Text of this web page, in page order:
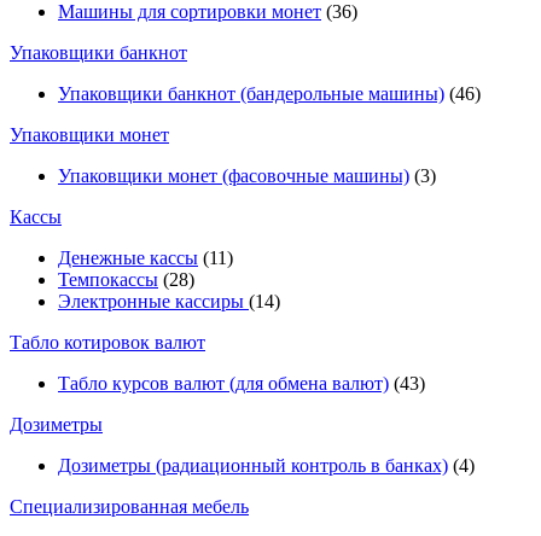
Машины для сортировки монет (36)
Упаковщики банкнот
Упаковщики банкнот (бандерольные машины) (46)
Упаковщики монет
Упаковщики монет (фасовочные машины) (3)
Кассы
Денежные кассы (11)
Темпокассы (28)
Электронные кассиры (14)
Табло котировок валют
Табло курсов валют (для обмена валют) (43)
Дозиметры
Дозиметры (радиационный контроль в банках) (4)
Специализированная мебель